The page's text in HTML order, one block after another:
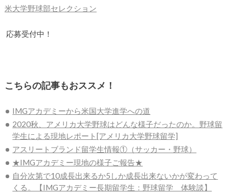
米大学野球部セレクション
応募受付中！
こちらの記事もおススメ！
IMGアカデミーから米国大学進学への道
2020秋、アメリカ大学野球はどんな様子だったのか。野球留
学生による現地レポート[アメリカ大学野球留学]
アスリートブランド留学生情報①（サッカー・野球）
★IMGアカデミー現地の様子ご報告★
自分次第で10成長出来るか5しか成長出来ないかが変わって
くる。【IMGアカデミー長期留学生：野球留学 体験談】